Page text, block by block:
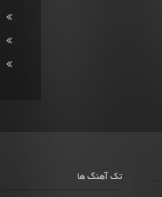
تک آهنگ ها